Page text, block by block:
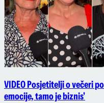
VIDEO Posjetitelji o večeri
emocije, tamo je biznis'